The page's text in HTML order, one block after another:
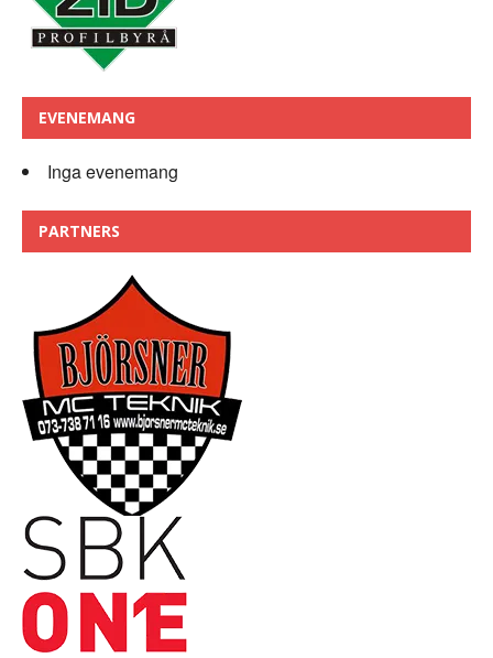
EVENEMANG
Inga evenemang
PARTNERS